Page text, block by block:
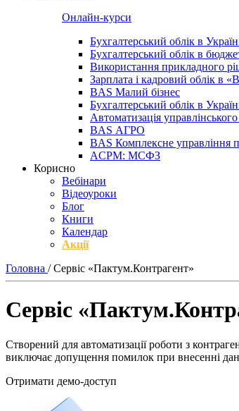
Онлайн-курси
Бухгалтерський облік в
Бухгалтерський облік в
Використання прикладного
Зарплата і кадровий облік в
BAS Малий бізнес
Бухгалтерський облік в
Автоматизація
BAS АГРО
BAS Комплексне управління
ACPM: МСФЗ
Корисно
Вебінари
Відеоуроки
Блог
Книги
Календар
Акції
Головна / Сервіс «Пактум.Контрагент»
Сервіс
Створений для автоматизації роботи з
виключає допущення помилок при внесенні
Отримати демо-доступ